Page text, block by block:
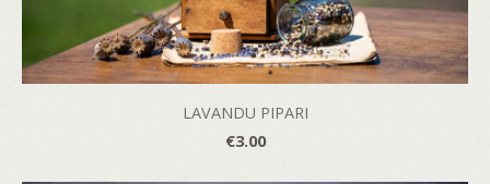
LAVANDU PIPARI
€3.00